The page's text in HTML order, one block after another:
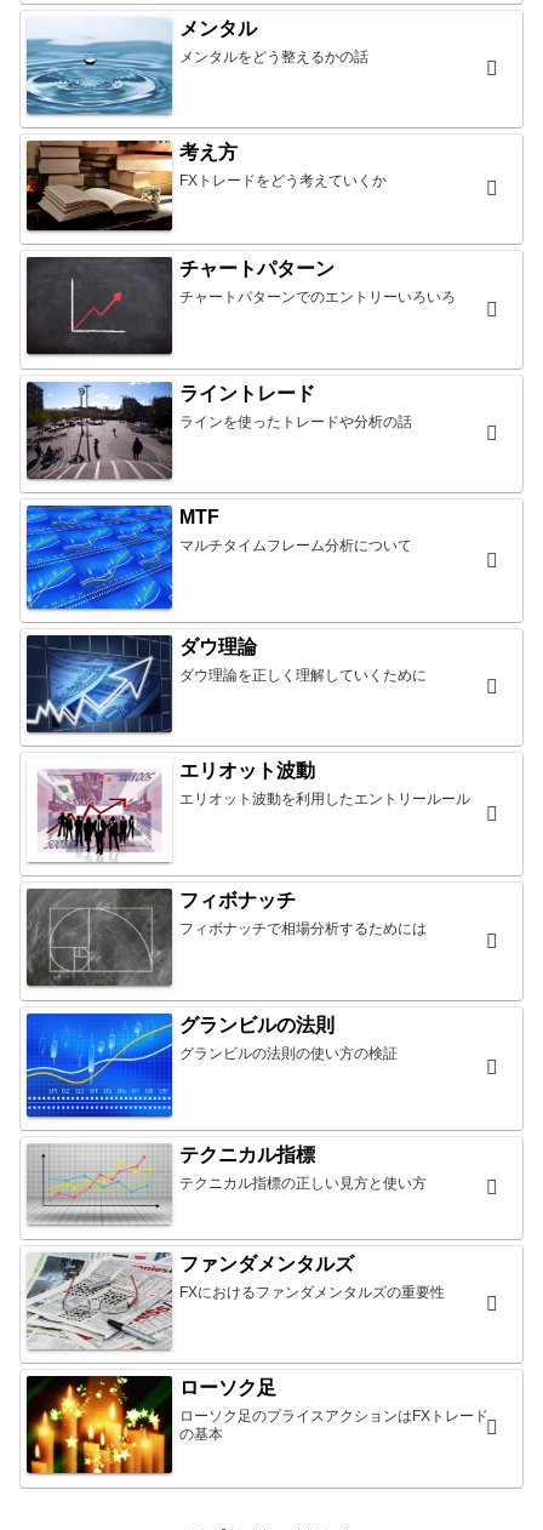
メンタル
メンタルをどう整えるかの話
考え方
FXトレードをどう考えていくか
チャートパターン
チャートパターンでのエントリーいろいろ
ライントレード
ラインを使ったトレードや分析の話
MTF
マルチタイムフレーム分析について
ダウ理論
ダウ理論を正しく理解していくために
エリオット波動
エリオット波動を利用したエントリールール
フィボナッチ
フィボナッチで相場分析するためには
グランビルの法則
グランビルの法則の使い方の検証
テクニカル指標
テクニカル指標の正しい見方と使い方
ファンダメンタルズ
FXにおけるファンダメンタルズの重要性
ローソク足
ローソク足のプライスアクションはFXトレード
の基本